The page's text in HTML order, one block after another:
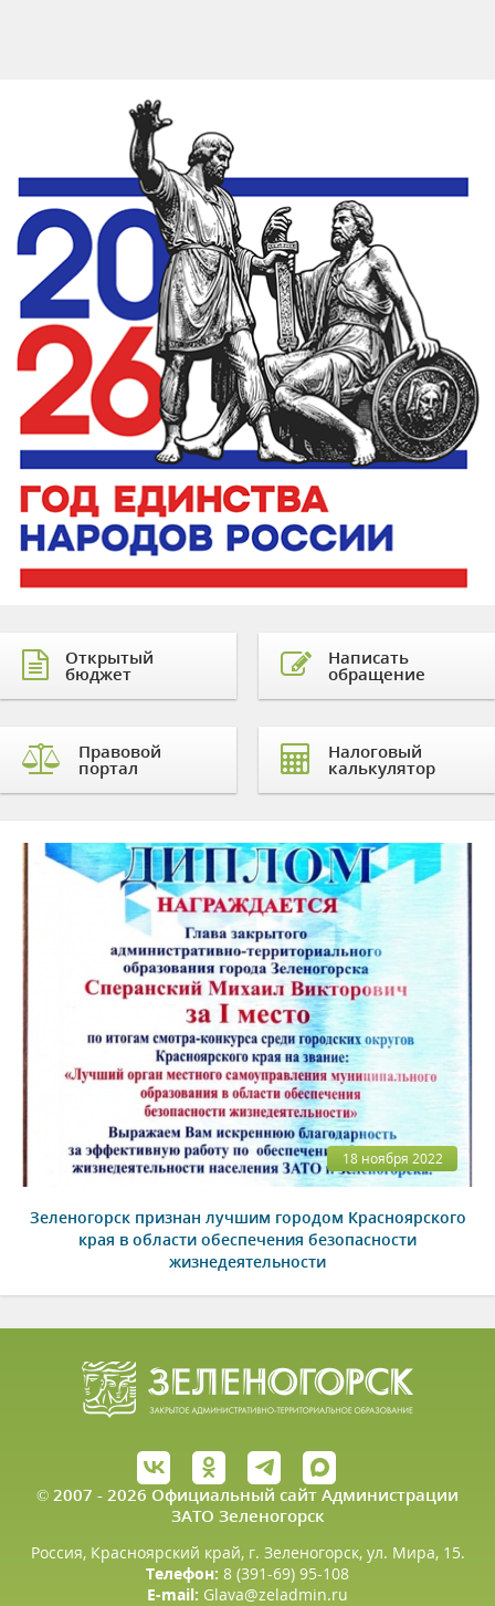
Открытый
бюджет
Правовой
портал
Написать
обращение
Налоговый
калькулятор
18 ноября 2022
Зеленогорск признан лучшим городом Красноярского
края в области обеспечения безопасности
жизнедеятельности
© 2007 - 2026 Официальный сайт Администрации
ЗАТО Зеленогорск
Россия, Красноярский край, г. Зеленогорск, ул. Мира, 15.
Телефон: 8 (391-69) 95-108
E-mail: Glava@zeladmin.ru